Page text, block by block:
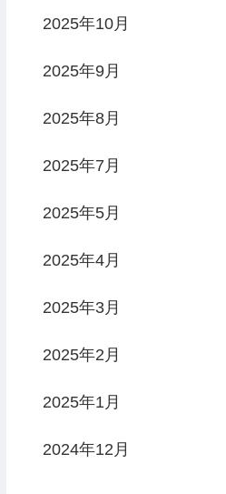
2025年10月
2025年9月
2025年8月
2025年7月
2025年5月
2025年4月
2025年3月
2025年2月
2025年1月
2024年12月